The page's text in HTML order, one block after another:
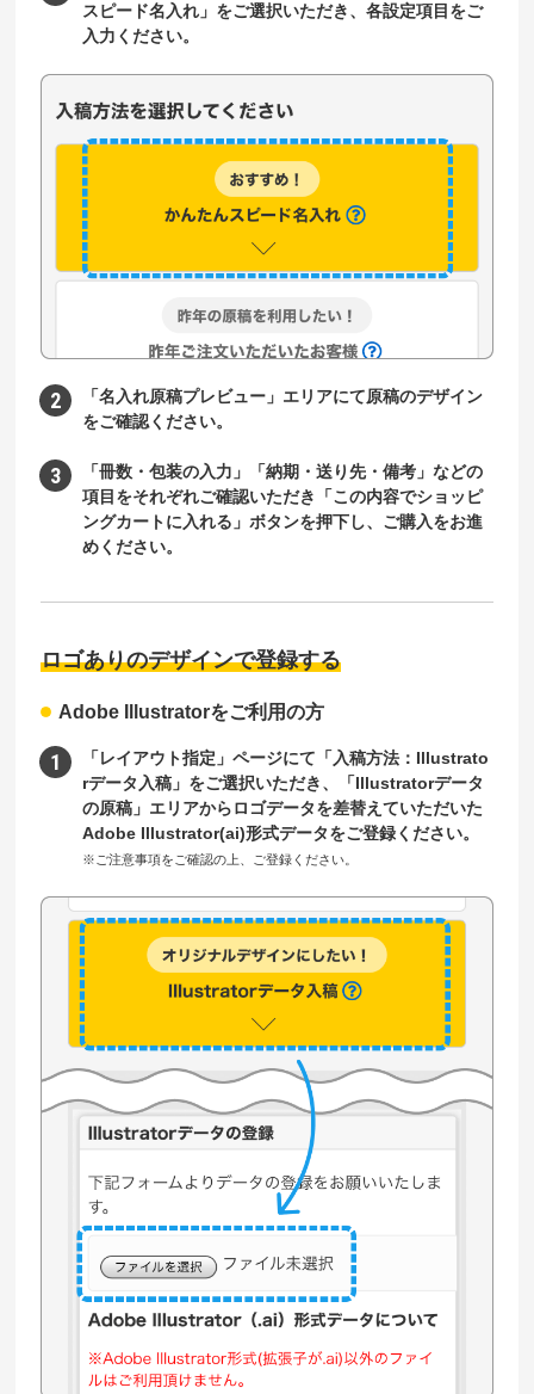
スピード名入れ」をご選択いただき、各設定項目をご
入力ください。
「名入れ原稿プレビュー」エリアにて原稿のデザイン
をご確認ください。
「冊数・包装の入力」「納期・送り先・備考」などの
項目をそれぞれご確認いただき「この内容でショッピ
ングカートに入れる」ボタンを押下し、ご購入をお進
めください。
ロゴありのデザインで登録する
Adobe Illustratorをご利用の方
「レイアウト指定」ページにて「入稿方法：Illustrato
rデータ入稿」をご選択いただき、「Illustratorデータ
の原稿」エリアからロゴデータを差替えていただいた
Adobe Illustrator(ai)形式データをご登録ください。
※ご注意事項をご確認の上、ご登録ください。